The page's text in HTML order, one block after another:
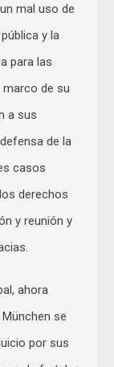
mal uso de
y la
para las
de su
a sus
de la
casos
derechos
y reunión y
ahora
se
por sus